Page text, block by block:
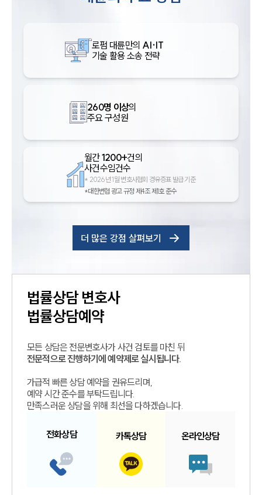
로펌 대륜만의 AI·IT
기술 활용 소송 전략
260명 이상의
주요 구성원
월간1200+건의
사건수임건수
* 2026년 1월 변호사협회 경유증표 발급 기준
*대한변협 광고 규정 제4조 제1호 준수
더 많은 강점 살펴보기
법률상담변호사
법률상담예약
모든 상담은 전문변호사가 사건 검토를 마친 뒤
전문적으로 진행하기에 예약제로 실시됩니다.
가급적 빠른 상담 예약을 권유드리며,
예약 시간 준수를 부탁드립니다.
만족스러운 상담을 위해 최선을 다하겠습니다.
전화상담 카톡상담 온라인상담